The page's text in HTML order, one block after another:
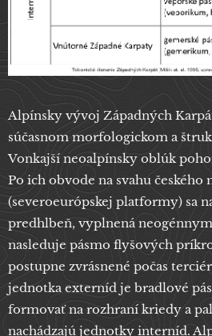
Alpínsky vývoj Západných
súčasnom morfologickom a
Vonkajší neoalpínsky oblúk
Po ich obvode na svahu českého
(severoeurópskej platformy) sa
predhlbeň, vyplnená
nasleduje pásmo flyšových
postupne zvrásnené počas
jednotka externíd je bradlové
formovať na rozhraní kriedy a
nachádzajú jednotky interníd.